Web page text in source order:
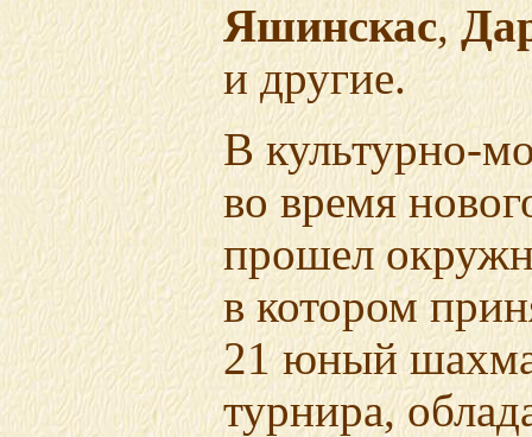
Яшинскас,
и другие.
В культурно-
во время
прошел
в котором
21 юный
турнира,